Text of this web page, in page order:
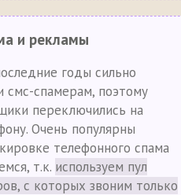
и рекламы
годы сильно
смс-спамерам, поэтому
переключились на
Очень популярны
телефонного спама
т.к. используем пул
с которых звоним только